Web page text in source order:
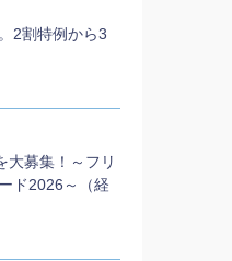
2割特例から3
大募集！～フリ
ド2026～（経